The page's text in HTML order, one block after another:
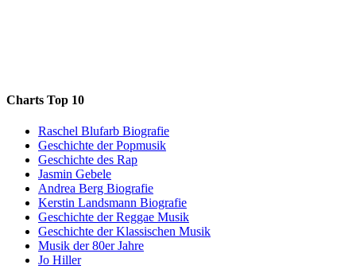
Charts Top 10
Raschel Blufarb Biografie
Geschichte der Popmusik
Geschichte des Rap
Jasmin Gebele
Andrea Berg Biografie
Kerstin Landsmann Biografie
Geschichte der Reggae Musik
Geschichte der Klassischen Musik
Musik der 80er Jahre
Jo Hiller